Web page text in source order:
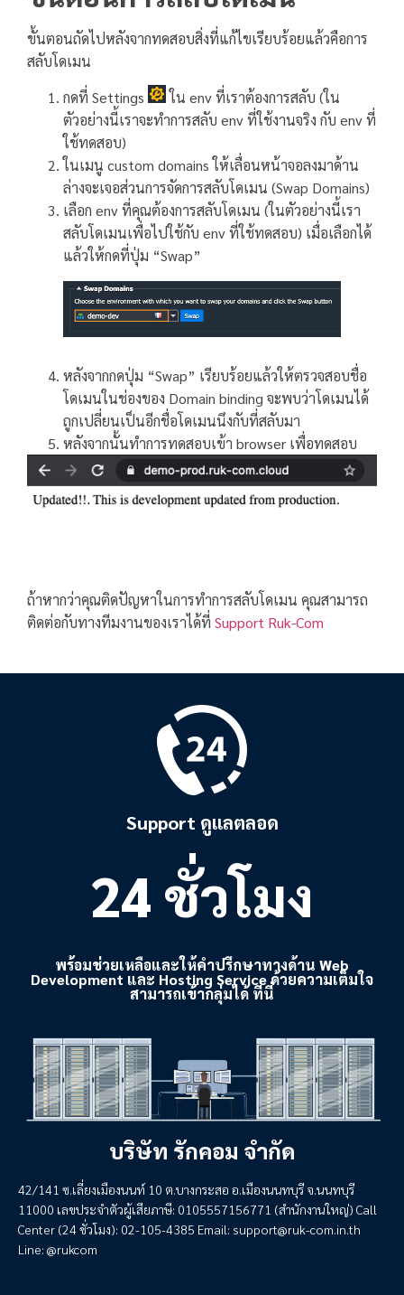
ขั้นตอนถัดไปหลังจากทดสอบสิ่งที่แก้ไขเรียบร้อยแล้วคือการ
สลับโดเมน
กดที่ Settings
ใน env ที่เราต้องการสลับ (ใน
ตัวอย่างนี้เราจะทำการสลับ env ที่ใช้งานจริง กับ env ที่
ใช้ทดสอบ)
ในเมนู custom domains ให้เลื่อนหน้าจอลงมาด้าน
ล่างจะเจอส่วนการจัดการสลับโดเมน (Swap Domains)
เลือก env ที่คุณต้องการสลับโดเมน (ในตัวอย่างนี้เรา
สลับโดเมนเพื่อไปใช้กับ env ที่ใช้ทดสอบ) เมื่อเลือกได้
แล้วให้กดที่ปุ่ม “Swap”
หลังจากกดปุ่ม “Swap” เรียบร้อยแล้วให้ตรวจสอบชื่อ
โดเมนในช่องของ Domain binding จะพบว่าโดเมนได้
ถูกเปลี่ยนเป็นอีกชื่อโดเมนนึงกับที่สลับมา
หลังจากนั้นทำการทดสอบเข้า browser เพื่อทดสอบ
ถ้าหากว่าคุณติดปัญหาในการทำการสลับโดเมน คุณสามารถ
ติดต่อกับทางทีมงานของเราได้ที่ Support Ruk-Com
Support ดูแลตลอด
24 ชั่วโมง
พร้อมช่วยเหลือและให้คำปรึกษาทางด้าน Web
Development และ Hosting Service ด้วยความเต็มใจ
สามารถเข้ากลุ่มได้ ที่นี่
บริษัท รักคอม จำกัด
42/141 ซ.เลี่ยงเมืองนนท์ 10 ต.บางกระสอ อ.เมืองนนทบุรี จ.นนทบุรี
11000 เลขประจำตัวผู้เสียภาษี: 0105557156771 (สำนักงานใหญ่) Call
Center (24 ชั่วโมง): 02-105-4385 Email: support@ruk-com.in.th
Line: @rukcom